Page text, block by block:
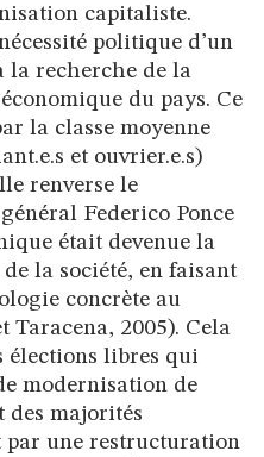
capitaliste.
politique d’un
la recherche de la
du pays. Ce
la classe moyenne
et ouvrier.e.s)
renverse le
Federico Ponce
était devenue la
la société, en faisant
concrète au
Taracena, 2005). Cela
élections libres qui
modernisation de
des majorités
par une restructuration